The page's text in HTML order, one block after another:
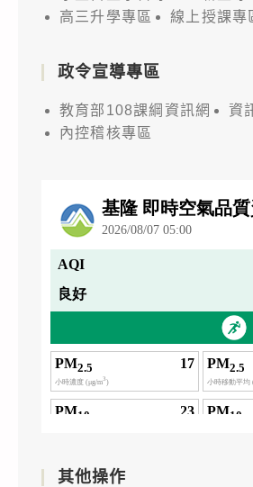
高三升學專區
線上授課專
政令宣導專區
教育部108課綱資訊網
資
內控稽核專區
其他操作